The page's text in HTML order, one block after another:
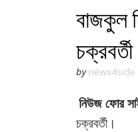
বাজকুল
by news4side
নিউজ ফোর
চক্রবর্তী।